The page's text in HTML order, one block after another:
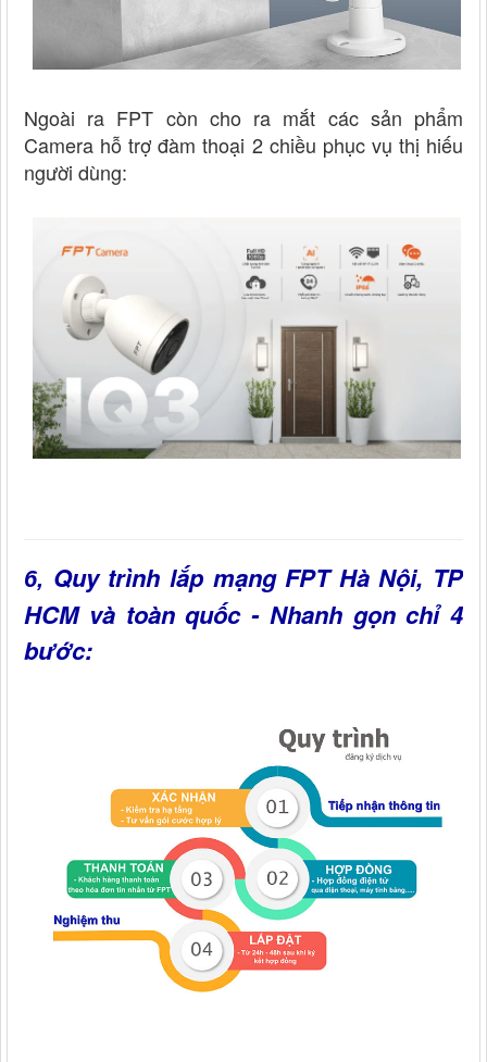
Ngoài ra FPT còn cho ra mắt các sản phẩm
Camera hỗ trợ đàm thoại 2 chiều phục vụ thị hiếu
người dùng:
6, Quy trình lắp mạng FPT Hà Nội, TP
HCM và toàn quốc - Nhanh gọn chỉ 4
bước: